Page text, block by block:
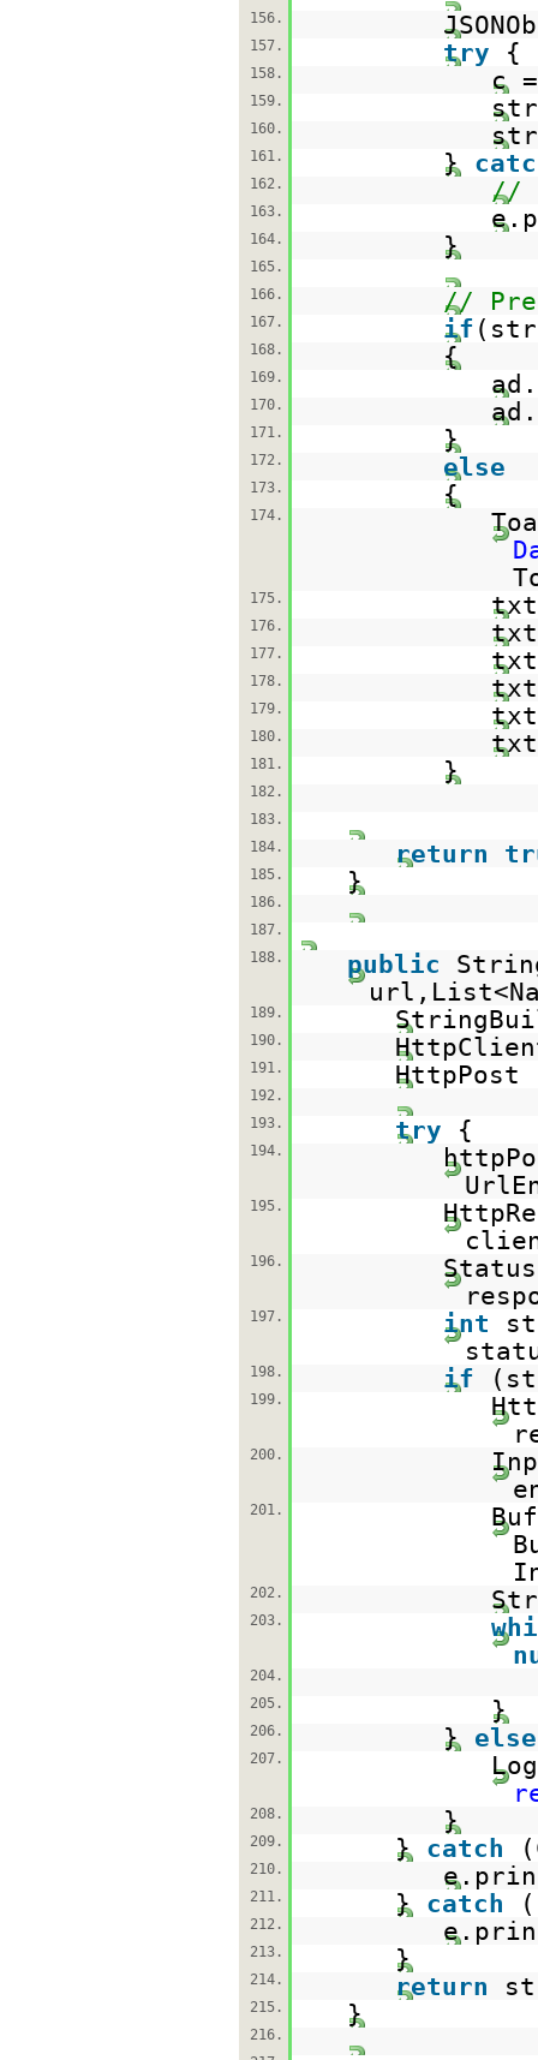
156.
157. try {
158. c
159.
160.
161. }
162. //
163.
164. }
165.
166.
//
167. if
168. {
169.
170.
171. }
172. else
173. {
174.
175.
176.
177.
178.
179.
180.
181. }
182.
183.
184.
return
185. }
186.
187.
188.
public
189.
190.
191.
192.
193.
try {
194.
195.
196.
197. int
198. if
199.
200.
201.
202.
203.
204.
205.
}
206. } else
207.
208. }
209. } catch
210.
211. } catch
212.
213. }
214. return
215. }
216.